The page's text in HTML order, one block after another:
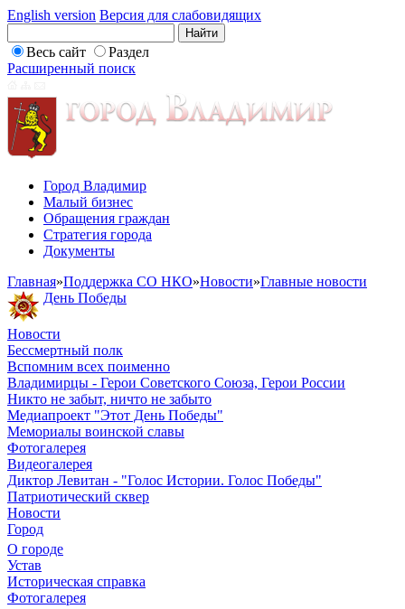
English version Версия для слабовидящих
Весь сайт
Раздел
Расширенный поиск
Город Владимир
Малый бизнес
Обращения граждан
Стратегия города
Документы
Главная»Поддержка СО НКО»Новости»Главные новости
День Победы
Новости
Бессмертный полк
Вспомним всех поименно
Владимирцы - Герои Советского Союза, Герои России
Никто не забыт, ничто не забыто
Медиапроект "Этот День Победы"
Мемориалы воинской славы
Фотогалерея
Видеогалерея
Диктор Левитан - "Голос Истории. Голос Победы"
Патриотический сквер
Новости
Город
О городе
Устав
Историческая справка
Фотогалерея